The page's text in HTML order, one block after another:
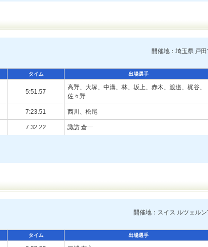
開催地：埼玉県 戸
タイム 出場選手
5:51.57
高野、大塚、中溝、林、坂上、赤木、渡邉、梶谷、
佐々野
7:23.51 西川、松尾
7:32.22 諏訪 倉一
開催地：スイス ルツェル
タイム 出場選手